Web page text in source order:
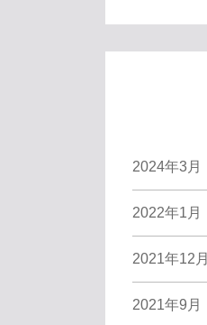
2024年3月
2022年1月
2021年12月
2021年9月